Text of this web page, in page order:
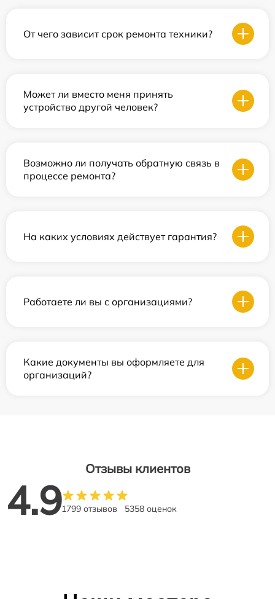
От чего зависит срок ремонта техники?
Может ли вместо меня принять
устройство другой человек?
Возможно ли получать обратную связь в
процессе ремонта?
На каких условиях действует гарантия?
Работаете ли вы с организациями?
Какие документы вы оформляете для
организаций?
Отзывы клиентов
4.91799 отзывов 5358 оценок